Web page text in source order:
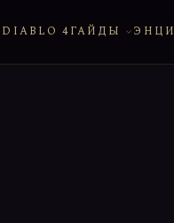
DIABLO 4ГАЙДЫ